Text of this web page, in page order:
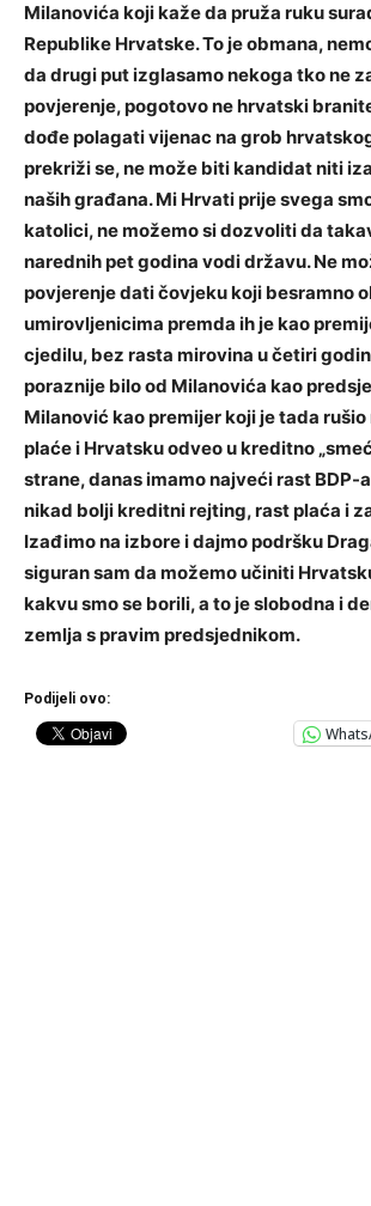
Milanovića koji kaže da pruža ruku
Republike Hrvatske. To je obmana,
da drugi put izglasamo nekoga tko ne
povjerenje, pogotovo ne hrvatski
dođe polagati vijenac na grob
prekriži se, ne može biti kandidat niti
naših građana. Mi Hrvati prije svega
katolici, ne možemo si dozvoliti da
narednih pet godina vodi državu. Ne
povjerenje dati čovjeku koji besramno
umirovljenicima premda ih je kao
cjedilu, bez rasta mirovina u četiri
poraznije bilo od Milanovića kao
Milanović kao premijer koji je tada
plaće i Hrvatsku odveo u kreditno
strane, danas imamo najveći rast BDP-
nikad bolji kreditni rejting, rast plaća i
Izađimo na izbore i dajmo podršku
siguran sam da možemo učiniti
kakvu smo se borili, a to je slobodna i
zemlja s pravim predsjednikom.
Podijeli ovo: